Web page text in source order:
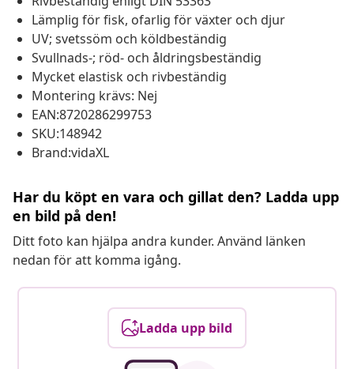
Lämplig för fisk, ofarlig för växter och djur
UV; svetssöm och köldbeständig
Svullnads-; röd- och åldringsbeständig
Mycket elastisk och rivbeständig
Montering krävs: Nej
EAN:8720286299753
SKU:148942
Brand:vidaXL
Har du köpt en vara och gillat den? Ladda upp
en bild på den!
Ditt foto kan hjälpa andra kunder. Använd länken
nedan för att komma igång.
Ladda upp bild